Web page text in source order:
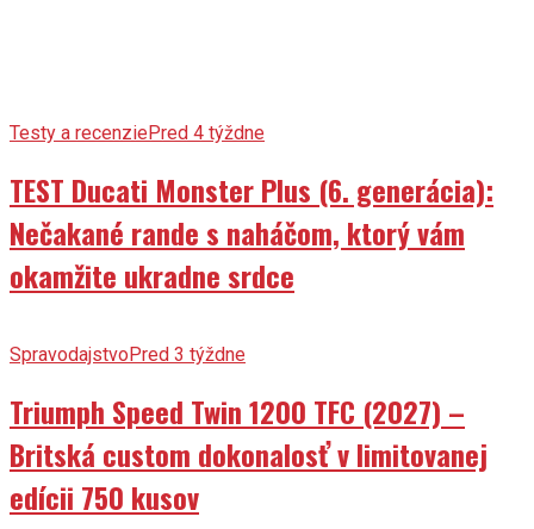
Testy a recenziePred 4 týždne
TEST Ducati Monster Plus (6. generácia):
Nečakané rande s naháčom, ktorý vám
okamžite ukradne srdce
SpravodajstvoPred 3 týždne
Triumph Speed Twin 1200 TFC (2027) –
Britská custom dokonalosť v limitovanej
edícii 750 kusov